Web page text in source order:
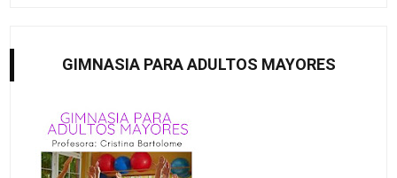
GIMNASIA PARA ADULTOS MAYORES